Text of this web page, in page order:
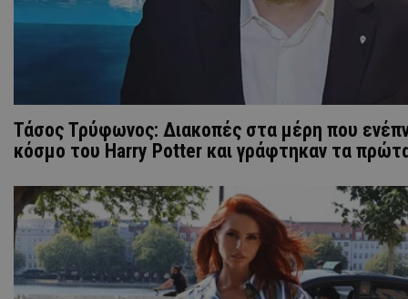
Τάσος Τρύφωνος: Διακοπές στα μέρη που
κόσμο του Harry Potter και γράφτηκαν τα πρώτα